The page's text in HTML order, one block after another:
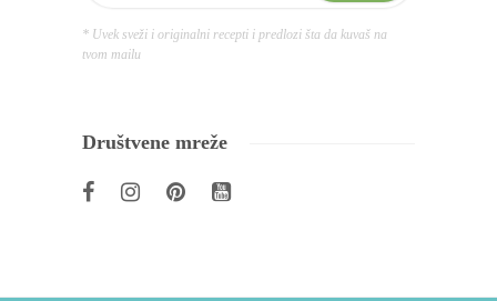
* Uvek sveži i originalni recepti i predlozi šta da kuvaš na
tvom mailu
Društvene mreže